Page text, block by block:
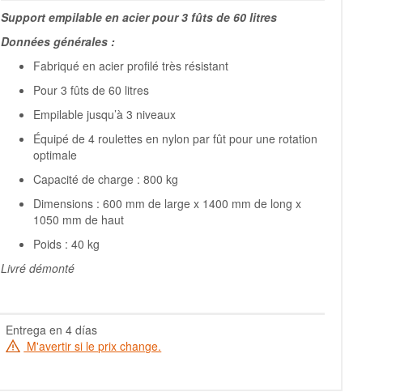
Support empilable en acier pour 3 fûts de 60 litres
Données générales :
Fabriqué en acier profilé très résistant
Pour 3 fûts de 60 litres
Empilable jusqu’à 3 niveaux
Équipé de 4 roulettes en nylon par fût pour une rotation
optimale
Capacité de charge : 800 kg
Dimensions : 600 mm de large x 1400 mm de long x
1050 mm de haut
Poids : 40 kg
Livré démonté
Entrega en 4 días
M'avertir si le prix change.